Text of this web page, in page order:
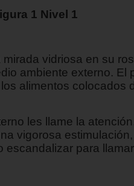
1 Nivel 1
vidriosa en su
ambiente externo. El
alimentos colocados
les llame la
vigorosa
escandalizar para